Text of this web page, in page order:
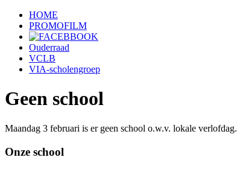
HOME
PROMOFILM
Ouderraad
VCLB
VIA-scholengroep
Geen school
Maandag 3 februari is er geen school o.w.v. lokale verlofdag.
Onze school